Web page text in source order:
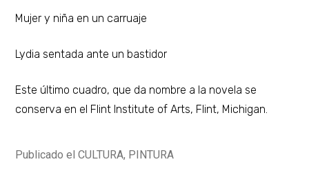
Mujer y niña en un carruaje
Lydia sentada ante un bastidor
Este último cuadro, que da nombre a la novela se
conserva en el Flint Institute of Arts, Flint, Michigan.
Publicado elCULTURA, PINTURA